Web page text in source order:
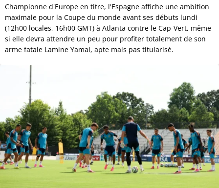
Championne d'Europe en titre, l'Espagne affiche une ambition
maximale pour la Coupe du monde avant ses débuts lundi
(12h00 locales, 16h00 GMT) à Atlanta contre le Cap-Vert, même
si elle devra attendre un peu pour profiter totalement de son
arme fatale Lamine Yamal, apte mais pas titularisé.